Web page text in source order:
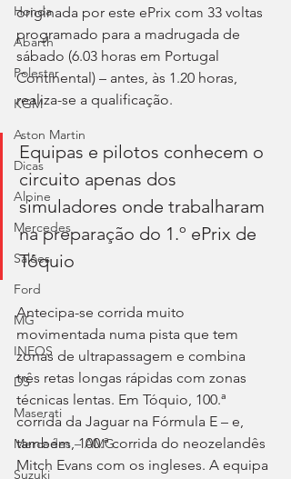
Honda
Abarth
Polestar
KGM
Aston Martin
Dicas
Alpine
Mercedes
Salões
Ford
MG
INEOS
DS
Maserati
Mercedes – AMG
Suzuki
originada por este ePrix com 33 voltas
programado para a madrugada de
sábado (6.03 horas em Portugal
Continental) – antes, às 1.20 horas,
realiza-se a qualificação.
Equipas e pilotos conhecem o
circuito apenas dos
simuladores onde trabalharam
na preparação do 1.º ePrix de
Tóquio
Antecipa-se corrida muito
movimentada numa pista que tem
zonas de ultrapassagem e combina
três retas longas rápidas com zonas
técnicas lentas. Em Tóquio, 100.ª
corrida da Jaguar na Fórmula E – e,
também, 100.ª corrida do neozelandês
Mitch Evans com os ingleses. A equipa